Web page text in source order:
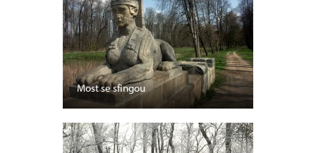
Most se sfingou